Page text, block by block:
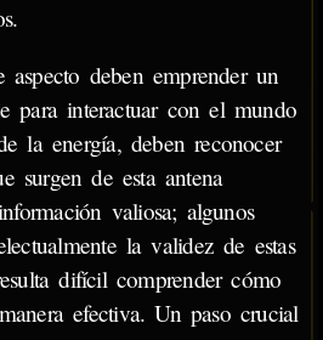
aspecto deben emprender un
para interactuar con el mundo
la energía, deben reconocer
surgen de esta antena
valiosa; algunos
la validez de estas
difícil comprender cómo
efectiva. Un paso crucial